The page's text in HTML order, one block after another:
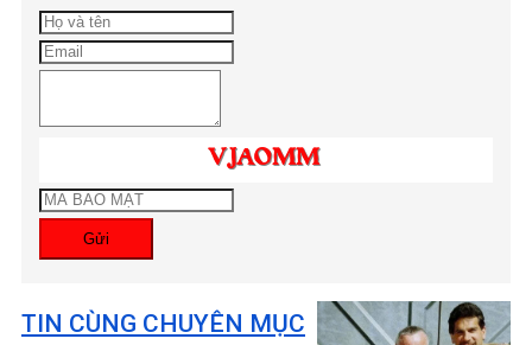
Gửi
TIN CÙNG CHUYÊN MỤC